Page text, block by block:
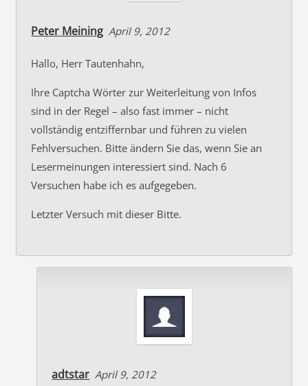
Peter Meining April 9, 2012
Hallo, Herr Tautenhahn,
Ihre Captcha Wörter zur Weiterleitung von Infos
sind in der Regel – also fast immer – nicht
vollständig entziffernbar und führen zu vielen
Fehlversuchen. Bitte ändern Sie das, wenn Sie an
Lesermeinungen interessiert sind. Nach 6
Versuchen habe ich es aufgegeben.
Letzter Versuch mit dieser Bitte.
adtstar April 9, 2012